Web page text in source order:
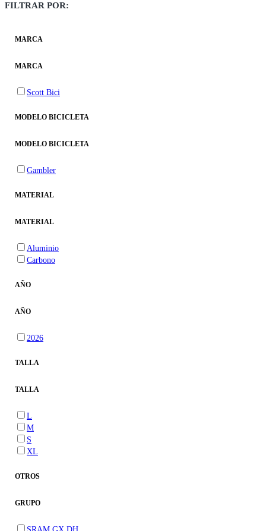
FILTRAR POR:
MARCA
MARCA
Scott Bici
MODELO BICICLETA
MODELO BICICLETA
Gambler
MATERIAL
MATERIAL
Aluminio
Carbono
AÑO
AÑO
2026
TALLA
TALLA
L
M
S
XL
OTROS
GRUPO